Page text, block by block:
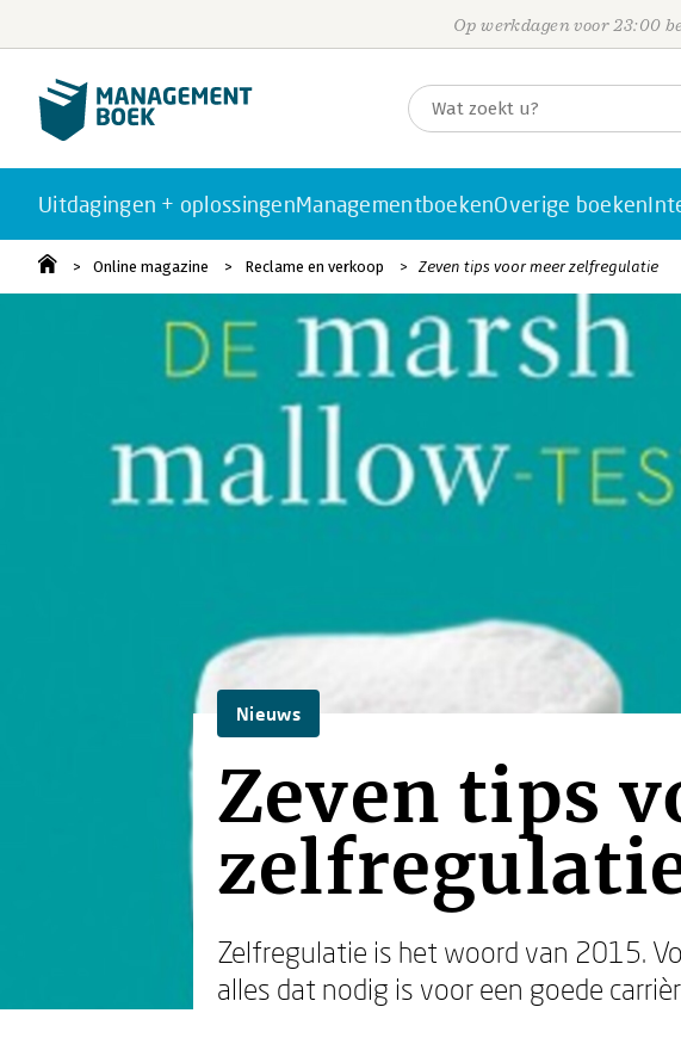
Op werkdagen voor 23:00
Uitdagingen + oplossingenManagementboekenOverige boeken
Online magazine Reclame en verkoop Zeven tips voor meer zelfregulatie
Nieuws
Zeven tips
Zelfregulatie is het woord van 2015.
alles dat nodig is voor een goede